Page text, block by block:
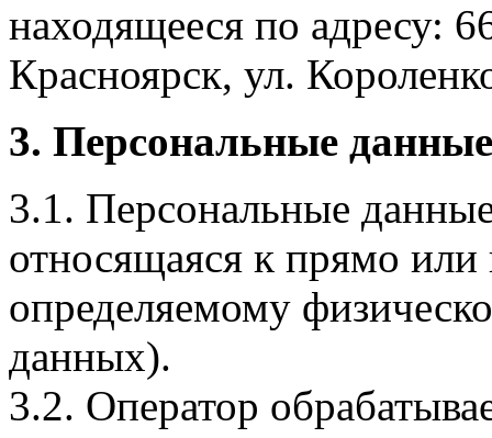
находящееся по адресу:
Красноярск, ул.
3. Персональные
3.1. Персональные
относящаяся к прямо
определяемому
данных).
3.2. Оператор